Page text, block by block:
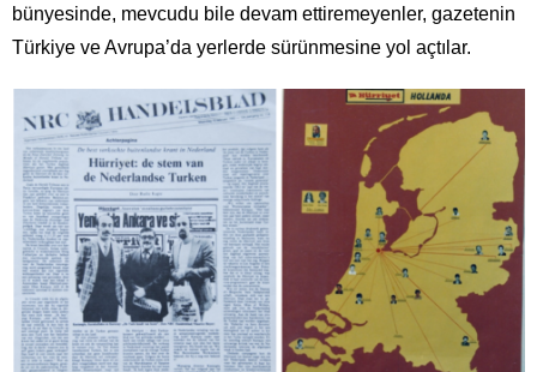
bünyesinde, mevcudu bile devam ettiremeyenler, gazetenin
Türkiye ve Avrupa’da yerlerde sürünmesine yol açtılar.